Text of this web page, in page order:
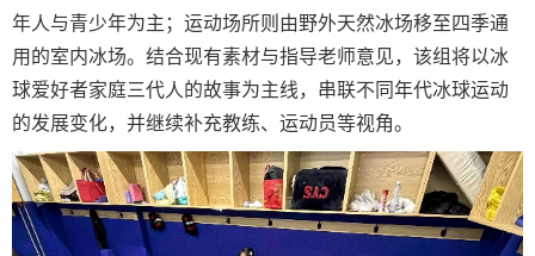
年人与青少年为主；运动场所则由野外天然冰场移至四季通
用的室内冰场。结合现有素材与指导老师意见，该组将以冰
球爱好者家庭三代人的故事为主线，串联不同年代冰球运动
的发展变化，并继续补充教练、运动员等视角。